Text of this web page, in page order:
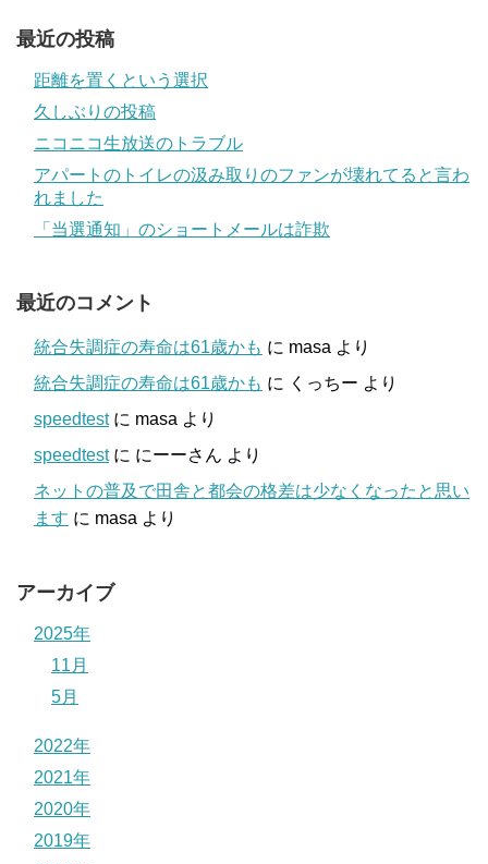
最近の投稿
距離を置くという選択
久しぶりの投稿
ニコニコ生放送のトラブル
アパートのトイレの汲み取りのファンが壊れてると言わ
れました
「当選通知」のショートメールは詐欺
最近のコメント
統合失調症の寿命は61歳かも に masa より
統合失調症の寿命は61歳かも に くっちー より
speedtestに masa より
speedtestに にーーさん より
ネットの普及で田舎と都会の格差は少なくなったと思い
ます に masa より
アーカイブ
2025年
11月
5月
2022年
2021年
2020年
2019年